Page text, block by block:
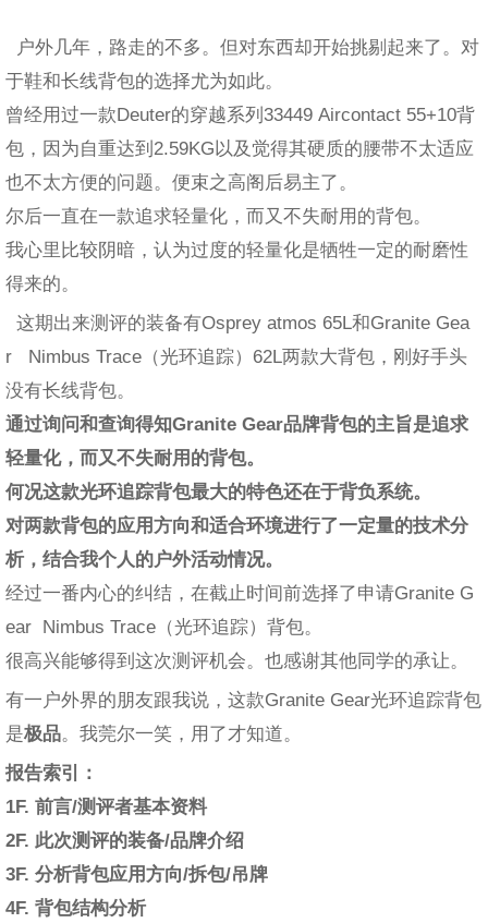
户外几年，路走的不多。但对东西却开始挑剔起来了。对
于鞋和长线背包的选择尤为如此。
曾经用过一款Deuter的穿越系列33449 Aircontact 55+10背
包，因为自重达到2.59KG以及觉得其硬质的腰带不太适应
也不太方便的问题。便束之高阁后易主了。
尔后一直在一款追求轻量化，而又不失耐用的背包。
我心里比较阴暗，认为过度的轻量化是牺牲一定的耐磨性
得来的。
这期出来测评的装备有Osprey atmos 65L和Granite Gea
r Nimbus Trace（光环追踪）62L两款大背包，刚好手头
没有长线背包。
通过询问和查询得知Granite Gear品牌背包的主旨是追求
轻量化，而又不失耐用的背包。
何况这款光环追踪背包最大的特色还在于背负系统。
对两款背包的应用方向和适合环境进行了一定量的技术分
析，结合我个人的户外活动情况。
经过一番内心的纠结，在截止时间前选择了申请Granite G
ear Nimbus Trace（光环追踪）背包。
很高兴能够得到这次测评机会。也感谢其他同学的承让。
有一户外界的朋友跟我说，这款Granite Gear光环追踪背包
是极品。我莞尔一笑，用了才知道。
报告索引：
1F. 前言/测评者基本资料
2F. 此次测评的装备/品牌介绍
3F. 分析背包应用方向/拆包/吊牌
4F. 背包结构分析